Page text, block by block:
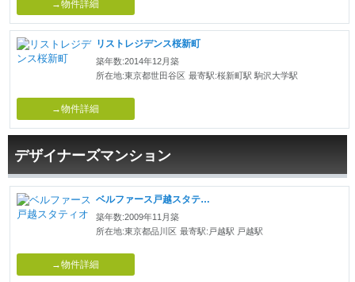
→物件詳細
リストレジデンス桜新町
築年数:2014年12月築
所在地:東京都世田谷区 最寄駅:桜新町駅 駒沢大学駅
→物件詳細
デザイナーズマンション
ベルファース戸越スタティオ
築年数:2009年11月築
所在地:東京都品川区 最寄駅:戸越駅 戸越駅
→物件詳細